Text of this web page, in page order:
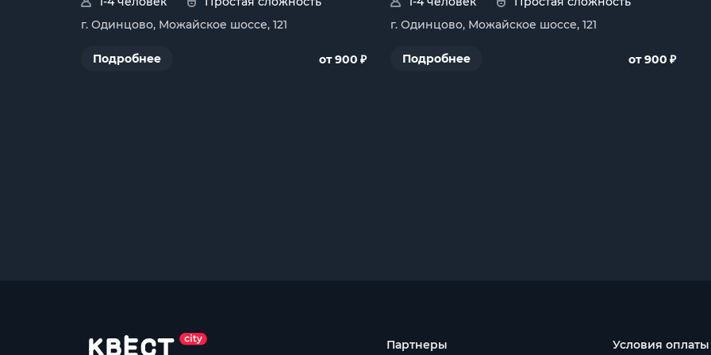
г. Одинцово, Можайское шоссе, 121
Подробнее от 900 ₽
г. Одинцово, Можайское шоссе, 121
Подробнее от 900 ₽
Партнеры Условия